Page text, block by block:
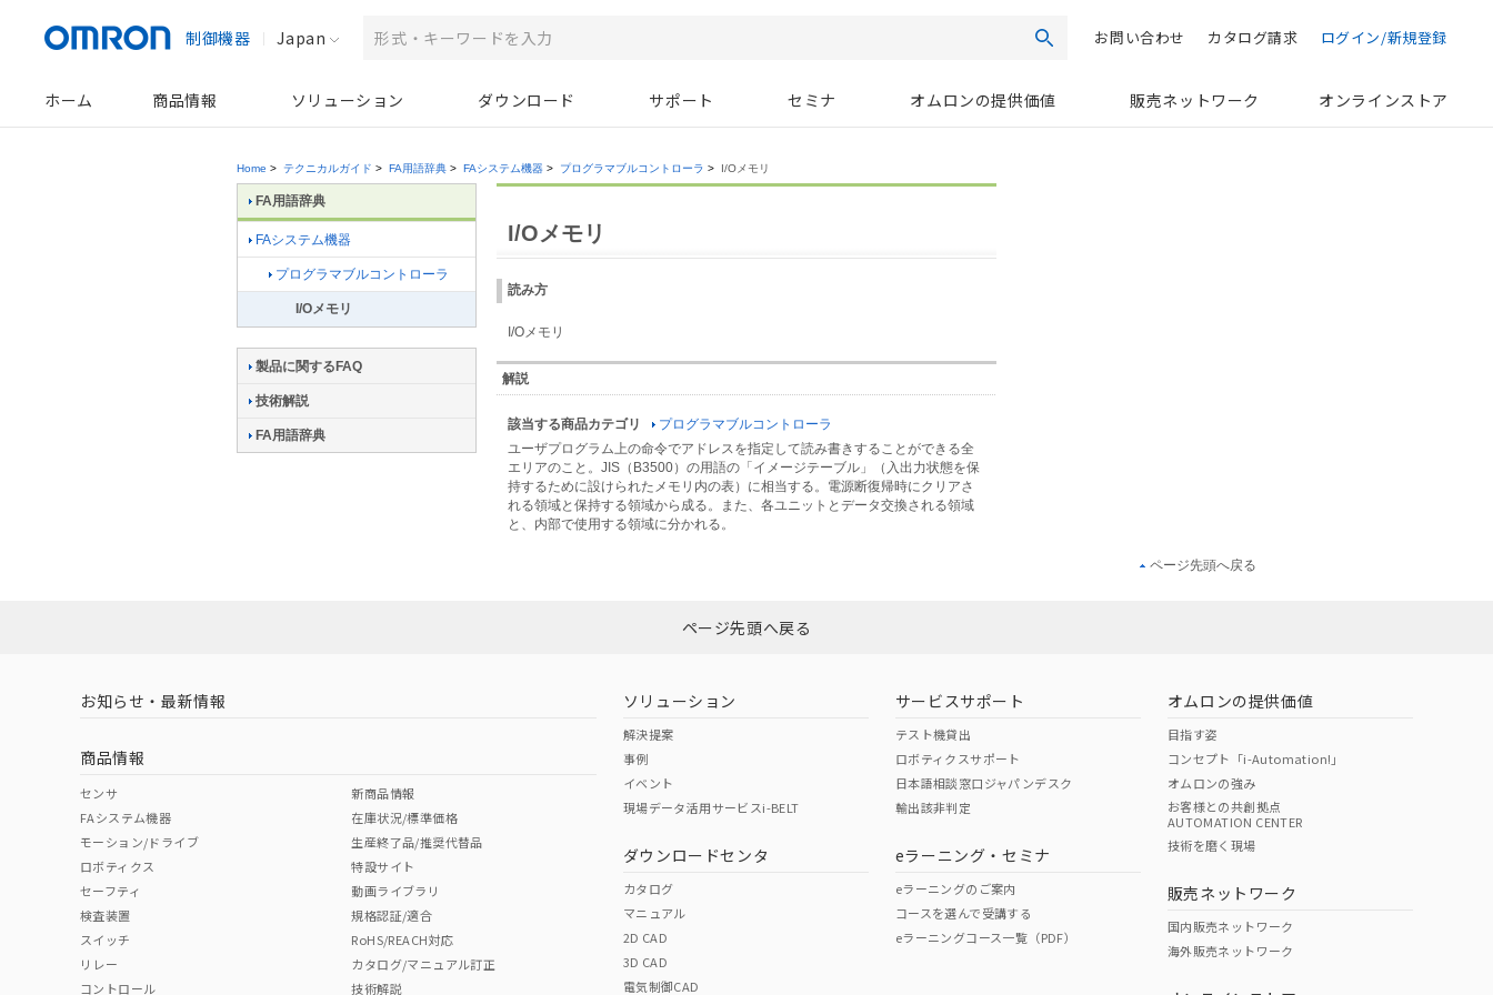
制御機器 Japan お問い合わせ カタログ請求 ログイン/新規登録
ホーム 商品情報 ソリューション ダウンロード サポート セミナ オムロンの提供価値 販売ネットワーク オンラインストア
Home > テクニカルガイド > FA用語辞典 > FAシステム機器 > プログラマブルコントローラ > I/Oメモリ
I/Oメモリ
読み方
I/Oメモリ
解説
該当する商品カテゴリ
プログラマブルコントローラ
ユーザプログラム上の命令でアドレスを指定して読み書きすることができる全
エリアのこと。JIS（B3500）の用語の「イメージテーブル」（入出力状態を保
持するために設けられたメモリ内の表）に相当する。電源断復帰時にクリアさ
れる領域と保持する領域から成る。また、各ユニットとデータ交換される領域
と、内部で使用する領域に分かれる。
FA用語辞典
FAシステム機器
プログラマブルコントローラ
I/Oメモリ
製品に関するFAQ
技術解説
FA用語辞典
ページ先頭へ戻る
ページ先頭へ戻る
お知らせ・最新情報
商品情報
センサ
FAシステム機器
モーション/ドライブ
ロボティクス
セーフティ
検査装置
スイッチ
リレー
コントロール
新商品情報
在庫状況/標準価格
生産終了品/推奨代替品
特設サイト
動画ライブラリ
規格認証/適合
RoHS/REACH対応
カタログ/マニュアル訂正
技術解説
ソリューション
解決提案
事例
イベント
現場データ活用サービスi-BELT
ダウンロードセンタ
カタログ
マニュアル
2D CAD
3D CAD
電気制御CAD
サービスサポート
テスト機貸出
ロボティクスサポート
日本語相談窓口ジャパンデスク
輸出該非判定
eラーニング・セミナ
eラーニングのご案内
コースを選んで受講する
eラーニングコース一覧（PDF）
オムロンの提供価値
目指す姿
コンセプト「i-Automation!」
オムロンの強み
お客様との共創拠点
AUTOMATION CENTER
技術を磨く現場
販売ネットワーク
国内販売ネットワーク
海外販売ネットワーク